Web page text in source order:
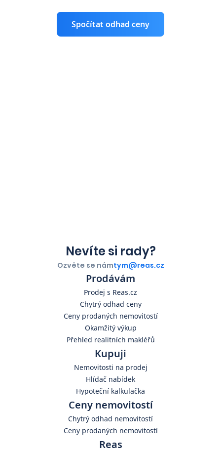
Spočítat odhad ceny
Prodávám
Prodej s Reas.cz
Chytrý odhad ceny
Ceny prodaných nemovitostí
Okamžitý výkup
Přehled realitních makléřů
Kupuji
Nemovitosti na prodej
Hlídač nabídek
Hypoteční kalkulačka
Ceny nemovitostí
Chytrý odhad nemovitostí
Ceny prodaných nemovitostí
Reas
Nevíte si rady?
Ozvěte se námtym@reas.cz